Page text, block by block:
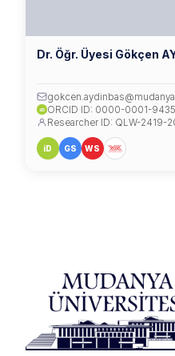
Dr. Öğr. Üyesi Gökçen
iD ORCID ID: 0000-0001-
Researcher ID: QLW-2419-
iD GS WS